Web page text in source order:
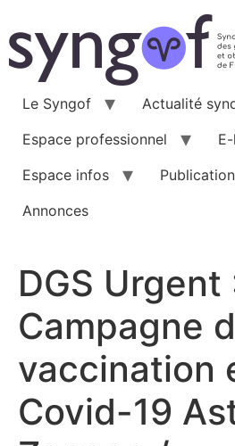
au
contenu
Le Syngof
Actualité
Espace professionnel
Espace infos
Annonces
DGS Urgent
Campagne
vaccination
Covid-19